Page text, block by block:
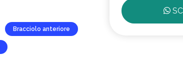
Bracciolo anteriore